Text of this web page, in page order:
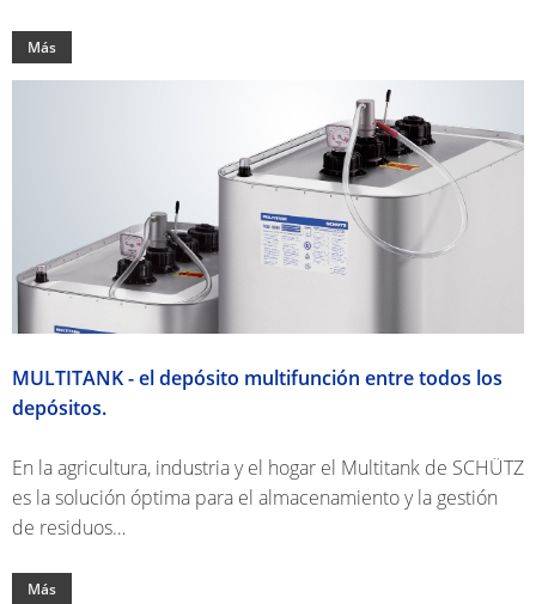
Más
MULTITANK - el depósito multifunción entre todos los
depósitos.
En la agricultura, industria y el hogar el Multitank de SCHÜTZ
es la solución óptima para el almacenamiento y la gestión
de residuos…
Más